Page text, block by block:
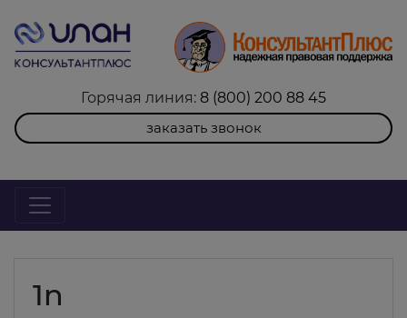
Горячая линия: 8 (800) 200 88 45
заказать звонок
1n